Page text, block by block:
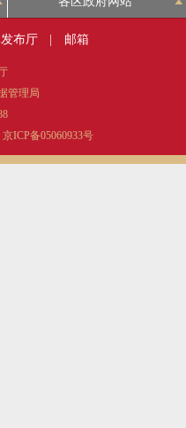
布厅 邮箱
管理局
京ICP备05060933号